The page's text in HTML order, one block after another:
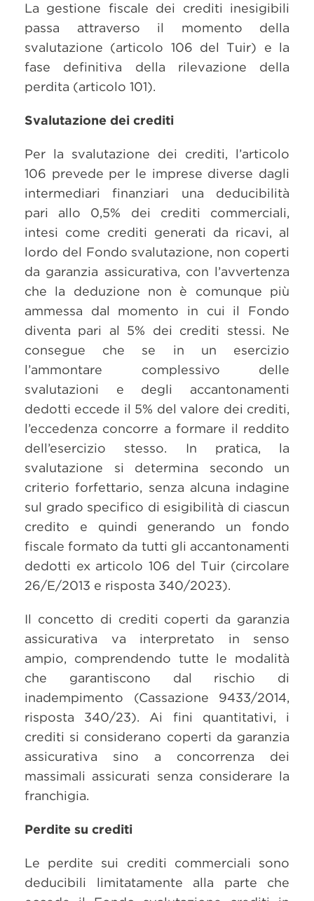
La gestione fiscale dei crediti inesigibili
passa attraverso il momento della
svalutazione (articolo 106 del Tuir) e la
fase definitiva della rilevazione della
perdita (articolo 101).
Svalutazione dei crediti
Per la svalutazione dei crediti, l’articolo
106 prevede per le imprese diverse dagli
intermediari finanziari una deducibilità
pari allo 0,5% dei crediti commerciali,
intesi come crediti generati da ricavi, al
lordo del Fondo svalutazione, non coperti
da garanzia assicurativa, con l’avvertenza
che la deduzione non è comunque più
ammessa dal momento in cui il Fondo
diventa pari al 5% dei crediti stessi. Ne
consegue che se in un esercizio
l’ammontare complessivo delle
svalutazioni e degli accantonamenti
dedotti eccede il 5% del valore dei crediti,
l’eccedenza concorre a formare il reddito
dell’esercizio stesso. In pratica, la
svalutazione si determina secondo un
criterio forfettario, senza alcuna indagine
sul grado specifico di esigibilità di ciascun
credito e quindi generando un fondo
fiscale formato da tutti gli accantonamenti
dedotti ex articolo 106 del Tuir (circolare
26/E/2013 e risposta 340/2023).
Il concetto di crediti coperti da garanzia
assicurativa va interpretato in senso
ampio, comprendendo tutte le modalità
che garantiscono dal rischio di
inadempimento (Cassazione 9433/2014,
risposta 340/23). Ai fini quantitativi, i
crediti si considerano coperti da garanzia
assicurativa sino a concorrenza dei
massimali assicurati senza considerare la
franchigia.
Perdite su crediti
Le perdite sui crediti commerciali sono
deducibili limitatamente alla parte che